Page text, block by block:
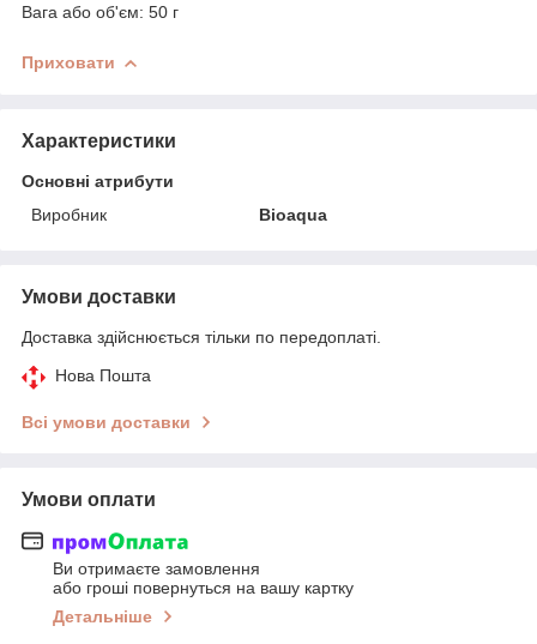
Вага або об'єм: 50 г
Приховати
Характеристики
Основні атрибути
Виробник
Bioaqua
Умови доставки
Доставка здійснюється тільки по передоплаті.
Нова Пошта
Всі умови доставки
Умови оплати
Ви отримаєте замовлення
або гроші повернуться на вашу картку
Детальніше